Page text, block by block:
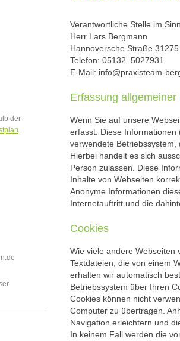
Verantwortliche Stelle im
Herr Lars Bergmann
Hannoversche Straße
Telefon: 05132. 5027931
E-Mail: info@praxisteam-
Erfassung allgemeiner
Wenn Sie auf unsere
erfasst. Diese
verwendete
Hierbei handelt es sich
Person zulassen. Diese
Inhalte von Webseiten
Anonyme Informationen
Internetauftritt und die
Cookies
Wie viele andere Webseiten
Textdateien, die von einem
erhalten wir automatisch
Betriebssystem über Ihren
Cookies können nicht
Computer zu übertragen.
Navigation erleichtern und
In keinem Fall werden die
der
.